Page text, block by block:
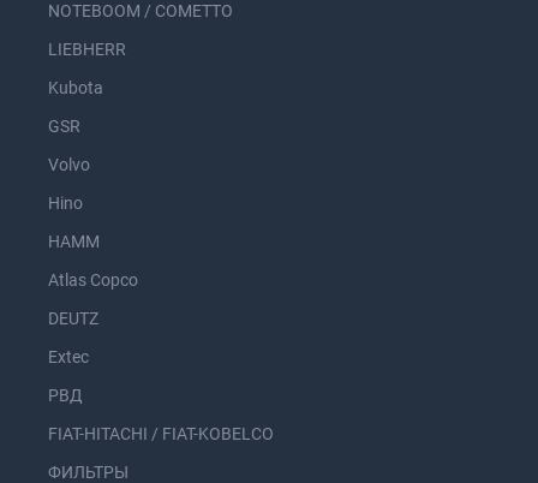
NOTEBOOM / COMETTO
LIEBHERR
Kubota
GSR
Volvo
Hino
HAMM
Atlas Copco
DEUTZ
Extec
РВД
FIAT-HITACHI / FIAT-KOBELCO
ФИЛЬТРЫ